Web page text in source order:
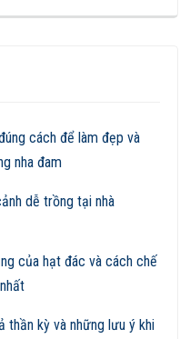
cách để làm đẹp và
nha đam
dễ trồng tại nhà
của hạt đác và cách chế
thần kỳ và những lưu ý khi